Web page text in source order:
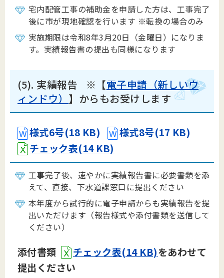
宅内配管工事の補助金を申請した方は、工事完了
後に市が現地確認を行います ※転換の場合のみ
実施期限は令和8年3月20日（金曜日）になりま
す。実績報告書の提出も同様になります
(5). 実績報告 ※【電子申請（新しいウ
ィンドウ） 】からもお受けします
様式6号(18 KB)
様式8号(17 KB)
チェック表(14 KB)
工事完了後、速やかに実績報告書に必要書類を添
えて、直接、下水道課窓口に提出ください
本年度から試行的に電子申請からも実績報告を提
出いただけます（報告様式や添付書類を送信して
ください）
添付書類 チェック表(14 KB)をあわせて
提出ください